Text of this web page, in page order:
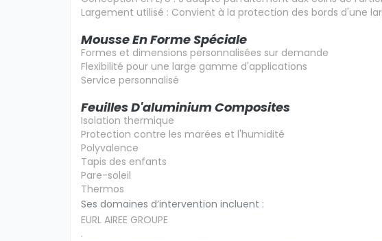
Largement utilisé : Convient à la protection des bords d'une
Mousse En Forme Spéciale
Formes et dimensions personnalisées sur demande
Flexibilité pour une large gamme d'applications
Service personnalisé
Feuilles D'aluminium Composites
Isolation thermique
Protection contre les marées et l'humidité
Polyvalence
Tapis des enfants
Pare-soleil
Thermos
Ses domaines d’intervention incluent :
EURL AIREE GROUPE
.